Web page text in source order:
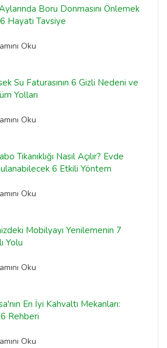
Boru Donmasını Önlemek
Hayati Tavsiye
Oku
Su Faturasının 6 Gizli Nedeni ve
Yolları
Oku
Tıkanıklığı Nasıl Açılır? Evde
6 Etkili Yöntem
Oku
Mobilyayı Yenilemenin 7
Yolu
Oku
En İyi Kahvaltı Mekanları:
Rehberi
Oku